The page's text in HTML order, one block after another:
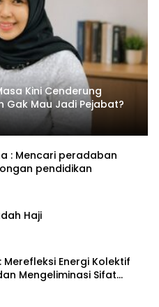
Kini Cenderung
Gak Mau Jadi Pejabat?
: Mencari peradaban
pendidikan
Haji
: Merefleksi Energi Kolektif
Mengeliminasi Sifat